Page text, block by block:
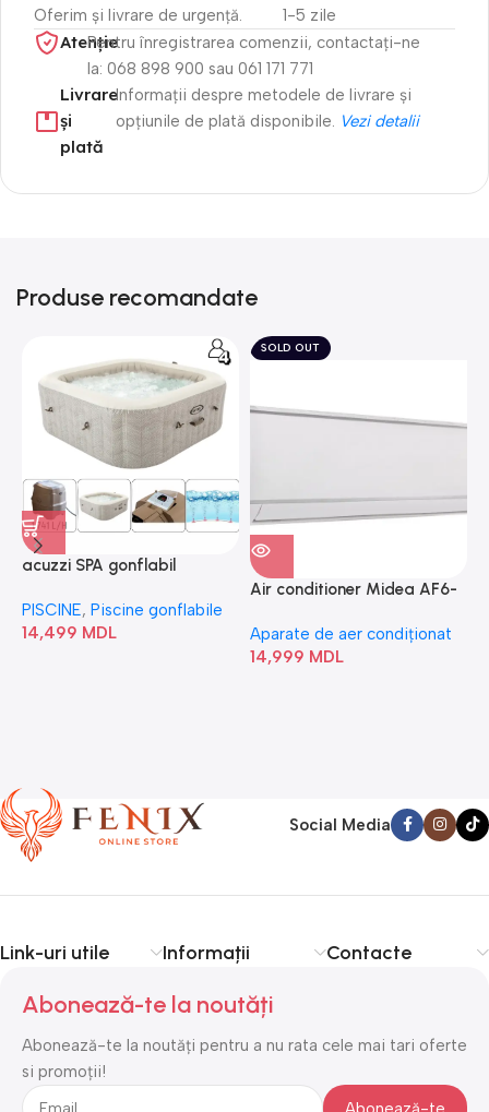
Oferim și livrare de urgență.
1-5 zile
Atenție​Pentru înregistrarea comenzii, contactați-ne
la: 068 898 900 sau 061 171 771
Livrare
și
plată
Informații despre metodele de livrare și
opțiunile de plată disponibile. Vezi detalii
Produse recomandate
acuzzi SPA gonflabil
Bubble” 28446
PISCINE, Piscine gonflabile
14,499 MDL
SOLD OUT
Air conditioner Midea AF6-
Aparate de aer condiționat
14,999 MDL
Social Media
Link-uri utile Informații Contacte
Abonează-te la noutăți
Abonează-te la noutăți pentru a nu rata cele mai tari oferte
si promoții!